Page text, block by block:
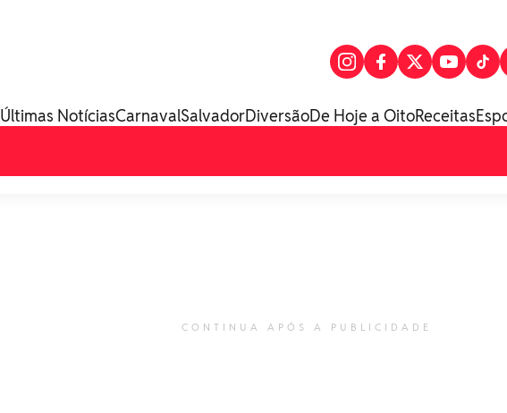
Últimas NotíciasCarnavalSalvadorDiversãoDe Hoje a OitoReceitas
CONTINUA APÓS A PUBLICIDADE